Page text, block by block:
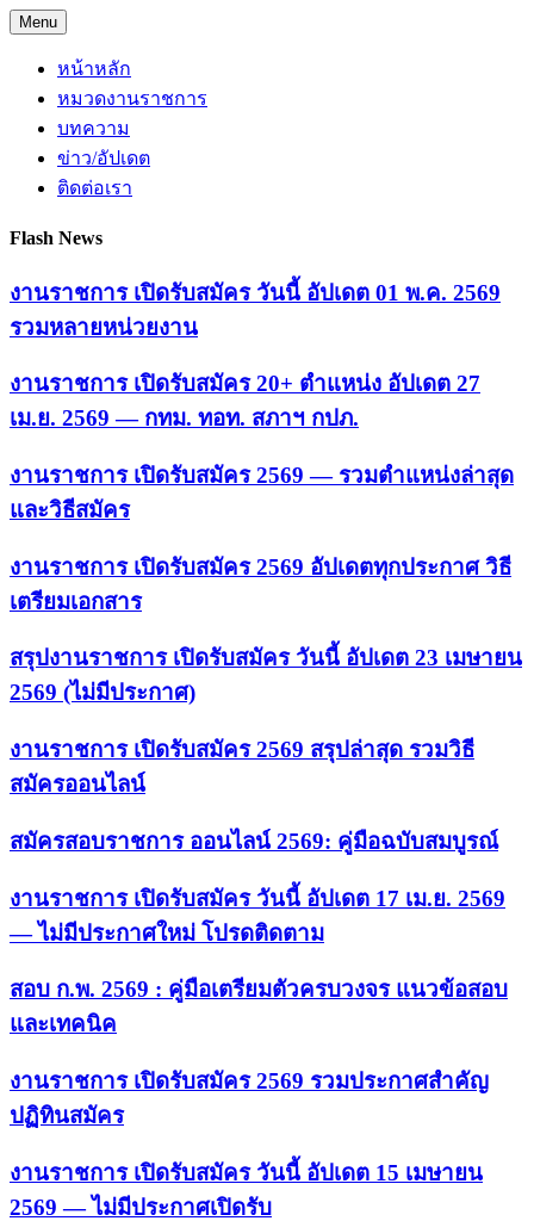
Skip
to
content
Menu
หน้าหลัก
หมวดงานราชการ
บทความ
ข่าว/อัปเดต
ติดต่อเรา
Flash News
งานราชการ เปิดรับสมัคร วันนี้ อัปเดต 01 พ.ค. 2569
รวมหลายหน่วยงาน
งานราชการ เปิดรับสมัคร 20+ ตำแหน่ง อัปเดต 27
เม.ย. 2569 — กทม. ทอท. สภาฯ กปภ.
งานราชการ เปิดรับสมัคร 2569 — รวมตำแหน่งล่าสุด
และวิธีสมัคร
งานราชการ เปิดรับสมัคร 2569 อัปเดตทุกประกาศ วิธี
เตรียมเอกสาร
สรุปงานราชการ เปิดรับสมัคร วันนี้ อัปเดต 23 เมษายน
2569 (ไม่มีประกาศ)
งานราชการ เปิดรับสมัคร 2569 สรุปล่าสุด รวมวิธี
สมัครออนไลน์
สมัครสอบราชการ ออนไลน์ 2569: คู่มือฉบับสมบูรณ์
งานราชการ เปิดรับสมัคร วันนี้ อัปเดต 17 เม.ย. 2569
— ไม่มีประกาศใหม่ โปรดติดตาม
สอบ ก.พ. 2569 : คู่มือเตรียมตัวครบวงจร แนวข้อสอบ
และเทคนิค
งานราชการ เปิดรับสมัคร 2569 รวมประกาศสำคัญ
ปฏิทินสมัคร
งานราชการ เปิดรับสมัคร วันนี้ อัปเดต 15 เมษายน
2569 — ไม่มีประกาศเปิดรับ